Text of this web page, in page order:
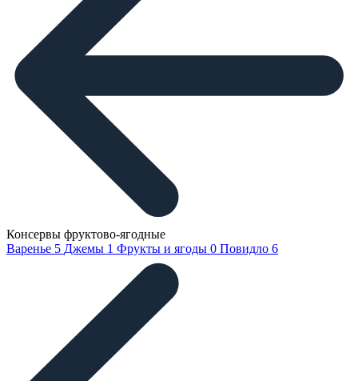
Консервы фруктово-ягодные
Варенье 5 Джемы 1 Фрукты и ягоды 0 Повидло 6